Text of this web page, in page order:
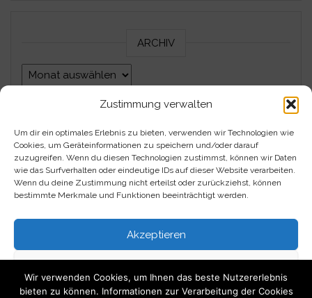
Zustimmung verwalten
Um dir ein optimales Erlebnis zu bieten, verwenden wir Technologien wie
Cookies, um Geräteinformationen zu speichern und/oder darauf
zuzugreifen. Wenn du diesen Technologien zustimmst, können wir Daten
wie das Surfverhalten oder eindeutige IDs auf dieser Website verarbeiten.
Wenn du deine Zustimmung nicht erteilst oder zurückziehst, können
bestimmte Merkmale und Funktionen beeinträchtigt werden.
Akzeptieren
ARCHIV
Archiv
Impressum
Datenschutzerklärung
Wir verwenden Cookies, um Ihnen das beste Nutzererlebnis
bieten zu können. Informationen zur Verarbeitung der Cookies